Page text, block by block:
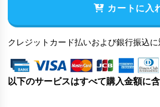
カートに入
クレジットカード払いおよび銀行振込に
以下のサービスはすべて購入金額に